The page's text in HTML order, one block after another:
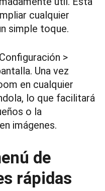
cualquier
simple toque.
>
Una vez
en cualquier
lo que facilitará
o la
imágenes.
de
rápidas